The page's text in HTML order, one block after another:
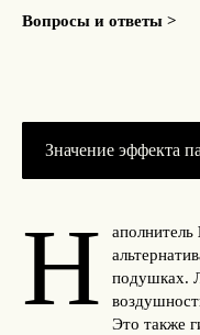
Вопросы и ответы >
Н аполнитель
подушках.
Это также